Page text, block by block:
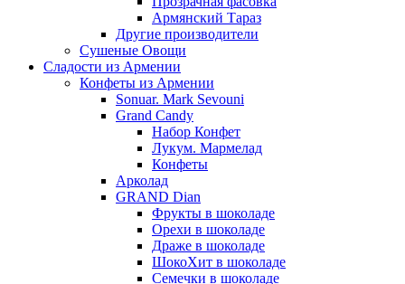
Армянский Тараз
Другие производители
Сушеные Овощи
Сладости из Армении
Конфеты из Армении
Sonuar. Mark Sevouni
Grand Candy
Набор Конфет
Лукум. Мармелад
Конфеты
Арколад
GRAND Dian
Фрукты в шоколаде
Орехи в шоколаде
Драже в шоколаде
ШокоХит в шоколаде
Семечки в шоколаде